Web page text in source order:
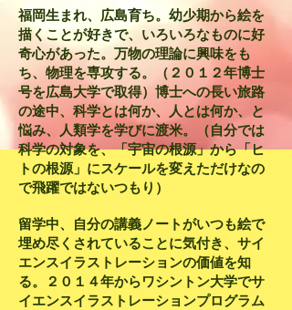
福岡生まれ、広島育ち。幼少期から絵を
描くことが好きで、いろいろなものに好
奇心があった。万物の理論に興味をも
ち、物理を専攻する。（２０１２年博士
号を広島大学で取得）博士への長い旅路
の途中、科学とは何か、人とは何か、と
悩み、人類学を学びに渡米。（自分では
科学の対象を、「宇宙の根源」から「ヒ
トの根源」にスケールを変えただけなの
で飛躍ではないつもり）
留学中、自分の講義ノートがいつも絵で
埋め尽くされていることに気付き、サイ
エンスイラストレーションの価値を知
る。
２０１４年からワシントン大学でサ
イエンスイラストレーションプログラム